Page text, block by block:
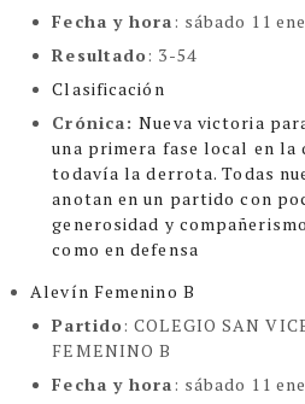
Fecha y hora: sábado 11
Resultado: 3-54
Clasificación
Crónica:Nueva victoria
una primera fase local en la
todavía la derrota. Todas
anotan en un partido con
generosidad y
como en defensa
Alevín Femenino B
Partido: COLEGIO SAN
FEMENINO B
Fecha y hora: sábado 11